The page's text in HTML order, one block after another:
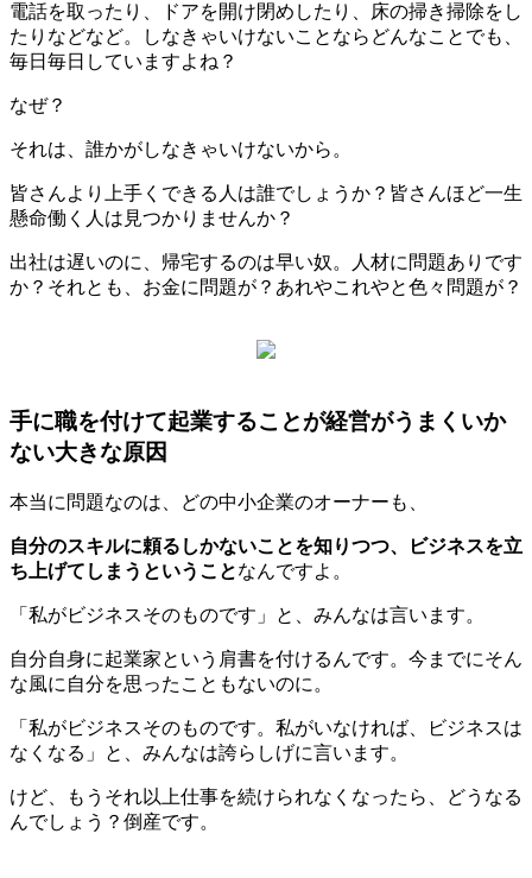
電話を取ったり、ドアを開け閉めしたり、床の掃き掃除をし
たりなどなど。しなきゃいけないことならどんなことでも、
毎日毎日していますよね？
なぜ？
それは、誰かがしなきゃいけないから。
皆さんより上手くできる人は誰でしょうか？皆さんほど一生
懸命働く人は見つかりませんか？
出社は遅いのに、帰宅するのは早い奴。人材に問題ありです
か？それとも、お金に問題が？あれやこれやと色々問題が？
手に職を付けて起業することが経営がうまくいか
ない大きな原因
本当に問題なのは、どの中小企業のオーナーも、
自分のスキルに頼るしかないことを知りつつ、ビジネスを立
ち上げてしまうということなんですよ。
「私がビジネスそのものです」と、みんなは言います。
自分自身に起業家という肩書を付けるんです。今までにそん
な風に自分を思ったこともないのに。
「私がビジネスそのものです。私がいなければ、ビジネスは
なくなる」と、みんなは誇らしげに言います。
けど、もうそれ以上仕事を続けられなくなったら、どうなる
んでしょう？倒産です。